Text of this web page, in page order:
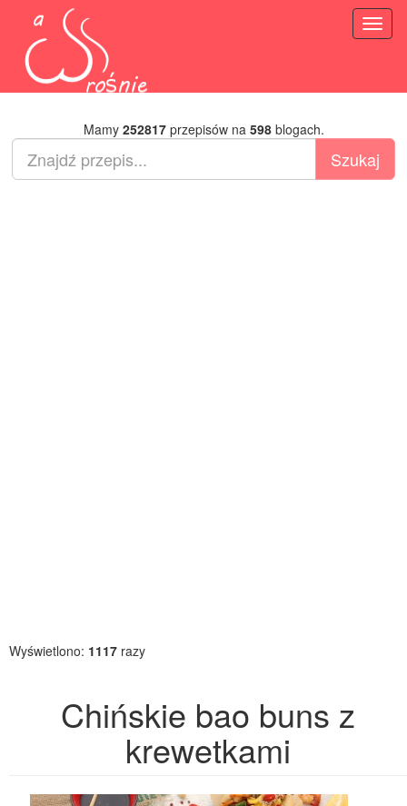
Mamy 252817przepisów na 598blogach.
Wyświetlono: 1117 razy
Chińskie bao buns z
krewetkami